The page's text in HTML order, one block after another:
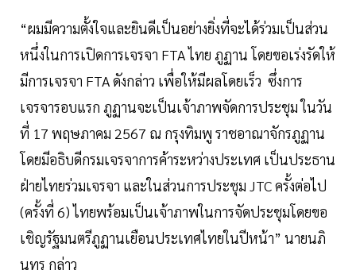
“ผมมีความตั้งใจและยินดีเป็นอย่างยิ่งที่จะได้ร่วมเป็นส่วน
หนึ่งในการเปิดการเจรจา FTA ไทย ภูฏาน โดยขอเร่งรัดให้
มีการเจรจา FTA ดังกล่าว เพื่อให้มีผลโดยเร็ว ซึ่งการ
เจรจารอบแรก ภูฏานจะเป็นเจ้าภาพจัดการประชุม ในวัน
ที่ 17 พฤษภาคม 2567 ณ กรุงทิมพู ราชอาณาจักรภูฏาน
โดยมีอธิบดีกรมเจรจาการค้าระหว่างประเทศ เป็นประธาน
ฝ่ายไทยร่วมเจรจา และในส่วนการประชุม JTC ครั้งต่อไป
(ครั้งที่ 6) ไทยพร้อมเป็นเจ้าภาพในการจัดประชุมโดยขอ
เชิญรัฐมนตรีภูฏานเยือนประเทศไทยในปีหน้า” นายนภิ
นทร กล่าว